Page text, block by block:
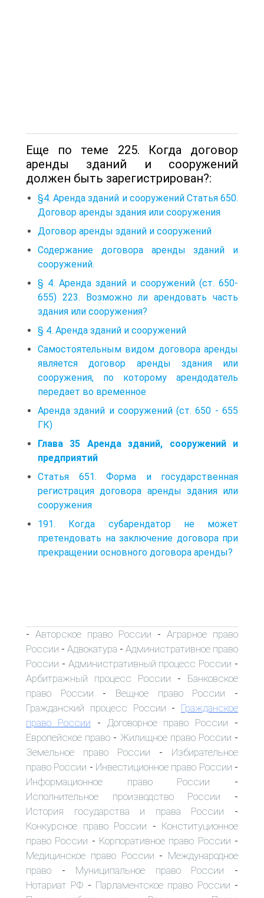
Еще по теме 225. Когда договор
аренды зданий и сооружений
должен быть зарегистрирован?:
§4. Аренда зданий и сооружений Статья 650.
Договор аренды здания или сооружения
Договор аренды зданий и сооружений
Содержание договора аренды зданий и
сооружений.
§ 4. Аренда зданий и сооружений (ст. 650-
655) 223. Возможно ли арендовать часть
здания или сооружения?
§ 4. Аренда зданий и сооружений
Самостоятельным видом договора аренды
является договор аренды здания или
сооружения, по которому арендодатель
передает во временное
Аренда зданий и сооружений (ст. 650 - 655
ГК)
Глава 35 Аренда зданий, сооружений и
предприятий
Статья 651. Форма и государственная
регистрация договора аренды здания или
сооружения
191. Когда субарендатор не может
претендовать на заключение договора при
прекращении основного договора аренды?
- Авторское право России - Аграрное право
России - Адвокатура - Административное право
России - Административный процесс России -
Арбитражный процесс России - Банковское
право России - Вещное право России -
Гражданский процесс России - Гражданское
право России - Договорное право России -
Европейское право - Жилищное право России -
Земельное право России - Избирательное
право России - Инвестиционное право России -
Информационное право России -
Исполнительное производство России -
История государства и права России -
Конкурсное право России - Конституционное
право России - Корпоративное право России -
Медицинское право России - Международное
право - Муниципальное право России -
Нотариат РФ - Парламентское право России -